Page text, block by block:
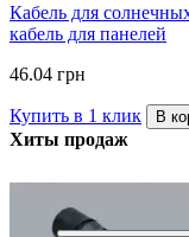
Кабель для
кабель для панелей
46.04 грн
Купить в 1 клик В
Хиты продаж